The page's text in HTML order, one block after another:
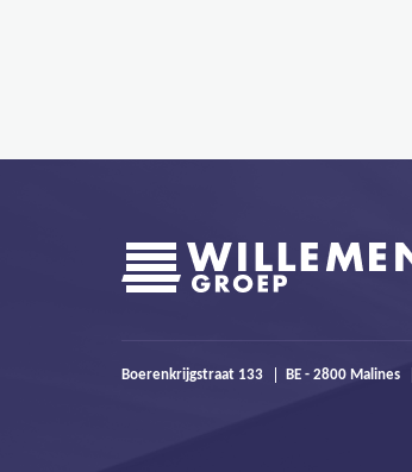
Boerenkrijgstraat 133 BE - 2800 Malines